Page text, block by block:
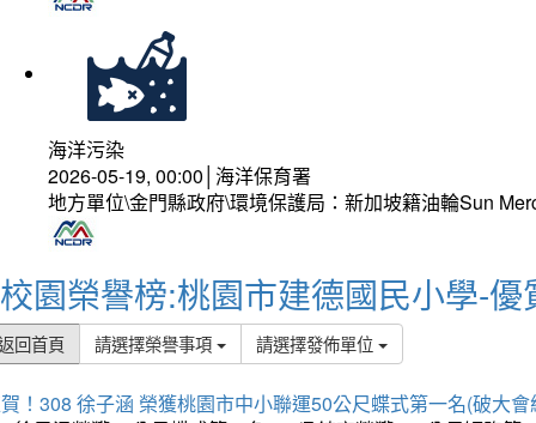
海洋污染
2026-05-19, 00:00│海洋保育署
地方單位\金門縣政府\環境保護局：新加坡籍油輪Sun
校園榮譽榜:桃園市建德國民小學-優
回首頁 請選擇榮譽事項 請選擇發佈單位
！308 徐子涵 榮獲桃園市中小聯運50公尺蝶式第一名(破大會